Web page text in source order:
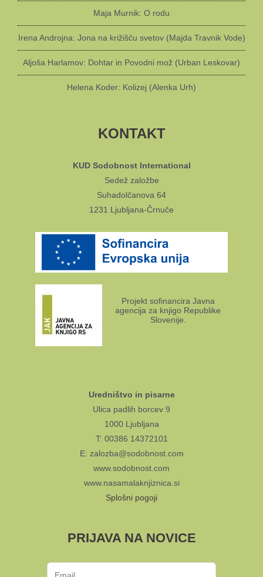
Maja Murnik: O rodu
Irena Androjna: Jona na križišču svetov (Majda Travnik Vode)
Aljoša Harlamov: Dohtar in Povodni mož (Urban Leskovar)
Helena Koder: Kolizej (Alenka Urh)
KONTAKT
KUD Sodobnost International
Sedež založbe
Suhadolčanova 64
1231 Ljubljana-Črnuče
Projekt sofinancira Javna
agencija za knjigo Republike
Slovenije.
Uredništvo in pisarne
Ulica padlih borcev 9
1000 Ljubljana
T: 00386 14372101
E: zalozba@sodobnost.com
www.sodobnost.com
www.nasamalaknjiznica.si
Splošni pogoji
PRIJAVA NA NOVICE